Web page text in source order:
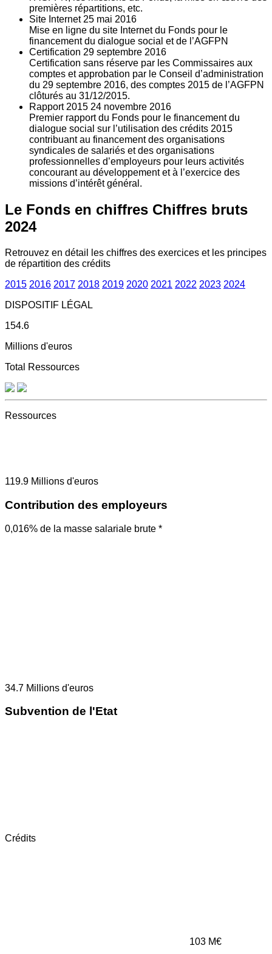
premières répartitions, etc.
Site Internet 25 mai 2016
Mise en ligne du site Internet du Fonds pour le
financement du dialogue social et de l’AGFPN
Certification 29 septembre 2016
Certification sans réserve par les Commissaires aux
comptes et approbation par le Conseil d’administration
du 29 septembre 2016, des comptes 2015 de l’AGFPN
clôturés au 31/12/2015.
Rapport 2015 24 novembre 2016
Premier rapport du Fonds pour le financement du
dialogue social sur l’utilisation des crédits 2015
contribuant au financement des organisations
syndicales de salariés et des organisations
professionnelles d’employeurs pour leurs activités
concourant au développement et à l’exercice des
missions d’intérêt général.
Le Fonds en chiffres Chiffres bruts
2024
Retrouvez en détail les chiffres des exercices et les principes
de répartition des crédits
2015 2016 2017 2018 2019 2020 2021 2022 2023 2024
DISPOSITIF LÉGAL
154.6
Millions d'euros
Total Ressources
Ressources
119.9 Millions d'euros
Contribution des employeurs
0,016% de la masse salariale brute *
34.7 Millions d'euros
Subvention de l'Etat
Crédits
103 M€